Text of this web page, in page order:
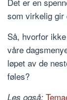
som virkelig gir
Så, hvorfor
våre
løpet av de
føles?
Les også: